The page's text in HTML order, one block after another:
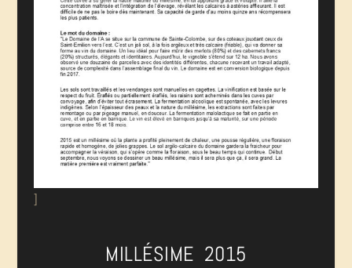
]
MILLÉSIME 2015